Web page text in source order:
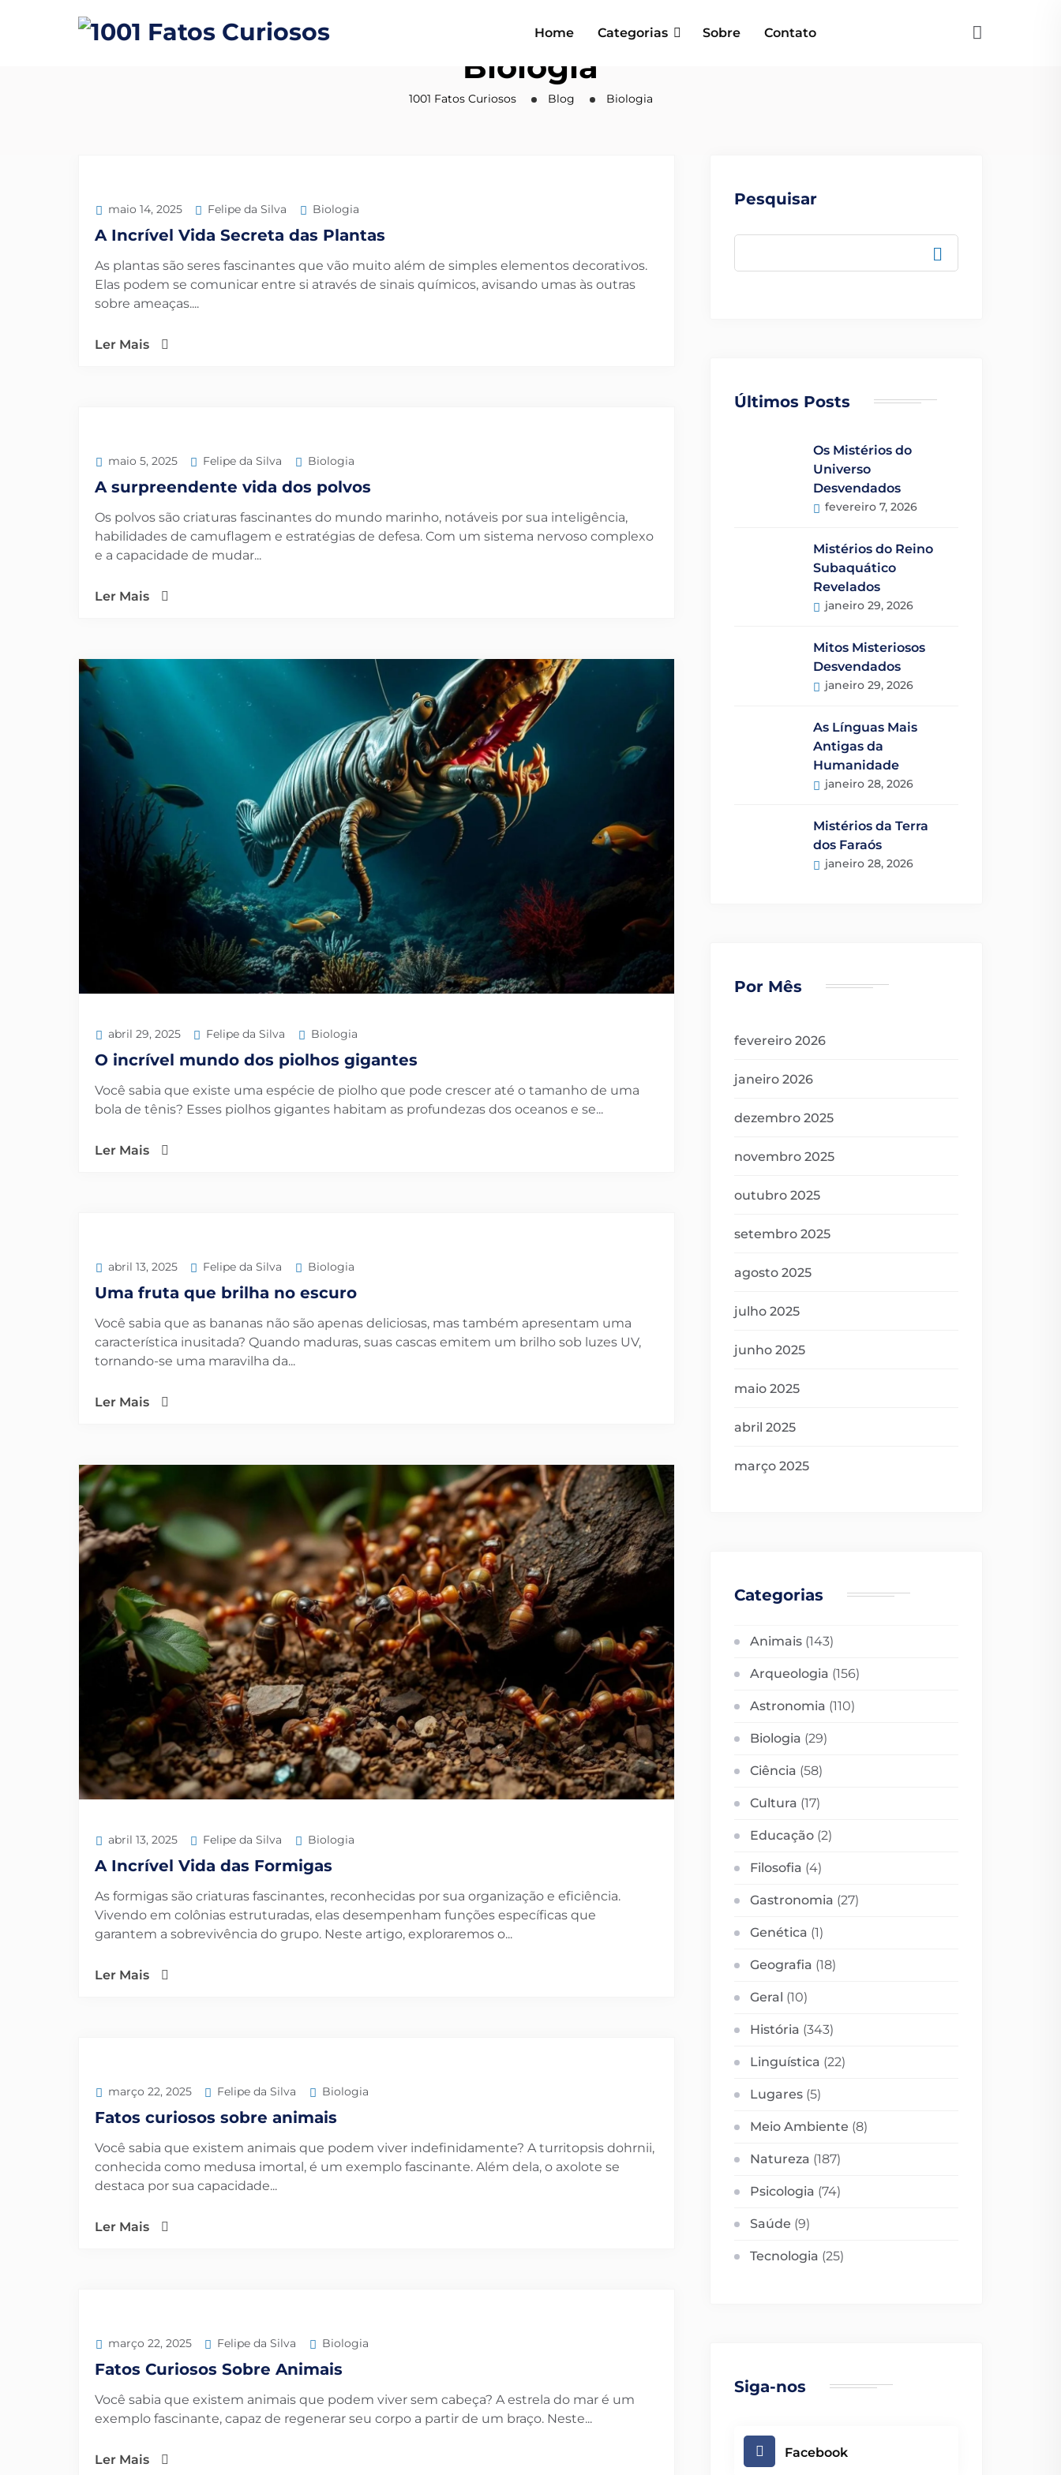
Home Categorias Sobre Contato
Biologia
1001 Fatos Curiosos Blog Biologia
maio 14, 2025 Felipe da Silva Biologia
A Incrível Vida Secreta das Plantas
As plantas são seres fascinantes que vão muito além de simples elementos decorativos.
Elas podem se comunicar entre si através de sinais químicos, avisando umas às outras
sobre ameaças....
Ler Mais
maio 5, 2025 Felipe da Silva Biologia
A surpreendente vida dos polvos
Os polvos são criaturas fascinantes do mundo marinho, notáveis por sua inteligência,
habilidades de camuflagem e estratégias de defesa. Com um sistema nervoso complexo
e a capacidade de mudar...
Ler Mais
abril 29, 2025 Felipe da Silva Biologia
O incrível mundo dos piolhos gigantes
Você sabia que existe uma espécie de piolho que pode crescer até o tamanho de uma
bola de tênis? Esses piolhos gigantes habitam as profundezas dos oceanos e se...
Ler Mais
abril 13, 2025 Felipe da Silva Biologia
Uma fruta que brilha no escuro
Você sabia que as bananas não são apenas deliciosas, mas também apresentam uma
característica inusitada? Quando maduras, suas cascas emitem um brilho sob luzes UV,
tornando-se uma maravilha da...
Ler Mais
abril 13, 2025 Felipe da Silva Biologia
A Incrível Vida das Formigas
As formigas são criaturas fascinantes, reconhecidas por sua organização e eficiência.
Vivendo em colônias estruturadas, elas desempenham funções específicas que
garantem a sobrevivência do grupo. Neste artigo, exploraremos o...
Ler Mais
março 22, 2025 Felipe da Silva Biologia
Fatos curiosos sobre animais
Você sabia que existem animais que podem viver indefinidamente? A turritopsis dohrnii,
conhecida como medusa imortal, é um exemplo fascinante. Além dela, o axolote se
destaca por sua capacidade...
Ler Mais
março 22, 2025 Felipe da Silva Biologia
Fatos Curiosos Sobre Animais
Você sabia que existem animais que podem viver sem cabeça? A estrela do mar é um
exemplo fascinante, capaz de regenerar seu corpo a partir de um braço. Neste...
Ler Mais
Pesquisar
Últimos Posts
Os Mistérios do
Universo
Desvendados
fevereiro 7, 2026
Mistérios do Reino
Subaquático
Revelados
janeiro 29, 2026
Mitos Misteriosos
Desvendados
janeiro 29, 2026
As Línguas Mais
Antigas da
Humanidade
janeiro 28, 2026
Mistérios da Terra
dos Faraós
janeiro 28, 2026
Por Mês
fevereiro 2026
janeiro 2026
dezembro 2025
novembro 2025
outubro 2025
setembro 2025
agosto 2025
julho 2025
junho 2025
maio 2025
abril 2025
março 2025
Categorias
Animais (143)
Arqueologia (156)
Astronomia (110)
Biologia (29)
Ciência (58)
Cultura (17)
Educação (2)
Filosofia (4)
Gastronomia (27)
Genética (1)
Geografia (18)
Geral (10)
História (343)
Linguística (22)
Lugares (5)
Meio Ambiente (8)
Natureza (187)
Psicologia (74)
Saúde (9)
Tecnologia (25)
Siga-nos
Facebook